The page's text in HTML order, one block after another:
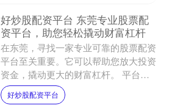
好炒股配资平台 东莞专业股票配
资平台，助您轻松撬动财富杠杆
在东莞，寻找一家专业可靠的股票配资
平台至关重要。它可以帮助您放大投资
资金，撬动更大的财富杠杆。 平台采
用先进的风控系统，严格审核借款人资
质，确保资金安全。同时，....
好炒股配资平台